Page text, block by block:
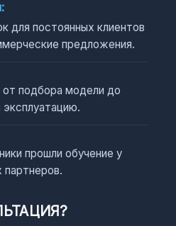
для постоянных клиентов
предложения.
подбора модели до
эксплуатацию.
прошли обучение у